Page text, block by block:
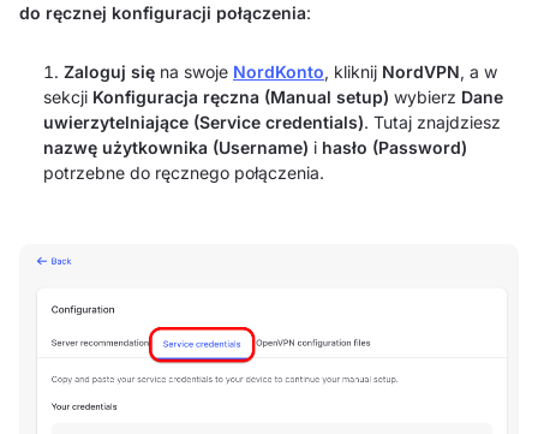
do ręcznej konfiguracji połączenia:
Zaloguj się na swoje NordKonto, kliknij NordVPN, a w
sekcji Konfiguracja ręczna (Manual setup) wybierz Dane
uwierzytelniające (Service credentials). Tutaj znajdziesz
nazwę użytkownika (Username) i hasło (Password)
potrzebne do ręcznego połączenia.